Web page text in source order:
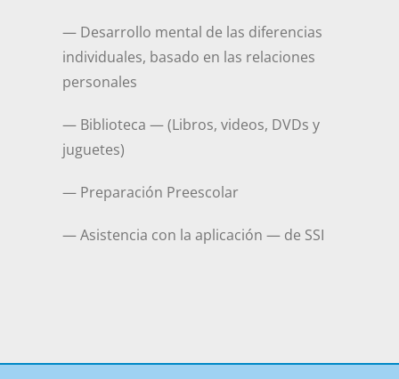
— Desarrollo mental de las diferencias
individuales, basado en las relaciones
personales
— Biblioteca — (Libros, videos, DVDs y
juguetes)
— Preparación Preescolar
— Asistencia con la aplicación — de SSI